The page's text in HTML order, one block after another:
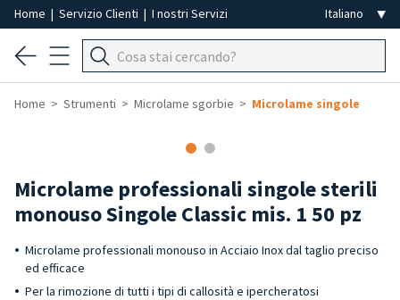
Home | Servizio Clienti | I nostri Servizi
Home Strumenti Microlame sgorbie Microlame singole
Microlame professionali singole sterili
monouso Singole Classic mis. 1 50 pz
Microlame professionali monouso in Acciaio Inox dal taglio preciso
ed efficace
Per la rimozione di tutti i tipi di callosità e ipercheratosi